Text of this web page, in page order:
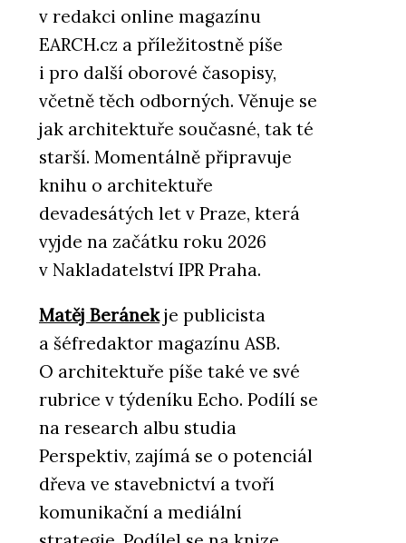
v redakci online magazínu
EARCH.cz a příležitostně píše
i pro další oborové časopisy,
včetně těch odborných. Věnuje se
jak architektuře současné, tak té
starší. Momentálně připravuje
knihu o architektuře
devadesátých let v Praze, která
vyjde na začátku roku 2026
v Nakladatelství IPR Praha.
Matěj Beránekje publicista
a šéfredaktor magazínu ASB.
O architektuře píše také ve své
rubrice v týdeníku Echo. Podílí se
na research albu studia
Perspektiv, zajímá se o potenciál
dřeva ve stavebnictví a tvoří
komunikační a mediální